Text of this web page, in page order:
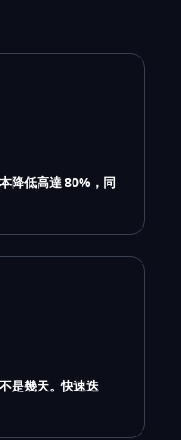
降低高達 80%，同
是幾天。快速迭